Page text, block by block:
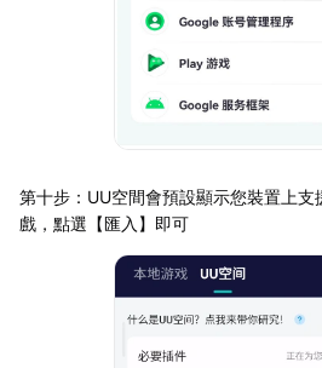
第十步：UU空間會預設顯示您裝置上支
戲，點選【匯入】即可